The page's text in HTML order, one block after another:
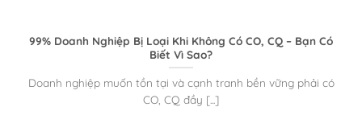
99% Doanh Nghiệp Bị Loại Khi Không Có CO, CQ – Bạn Có
Biết Vì Sao?
Doanh nghiệp muốn tồn tại và cạnh tranh bền vững phải có
CO, CQ đầy [...]